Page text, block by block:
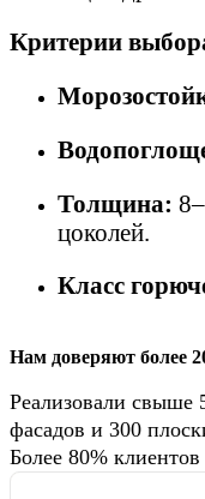
Критерии
Толщина:
цоколей.
Класс
Нам доверяют более
Реализовали свыше
фасадов и 300
Более 80%